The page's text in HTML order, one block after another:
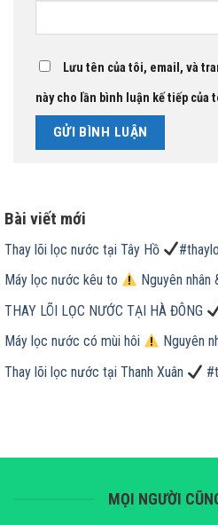
Lưu tên của tôi, email, và
này cho lần bình luận kế tiếp của
Bài viết mới
Thay lõi lọc nước tại Tây Hồ
Máy lọc nước kêu to
Nguyên nhân
THAY LÕI LỌC NƯỚC TẠI HÀ ĐÔNG
Máy lọc nước có mùi hôi
Nguyên
Thay lõi lọc nước tại Thanh Xuân
MỌI NGƯỜI